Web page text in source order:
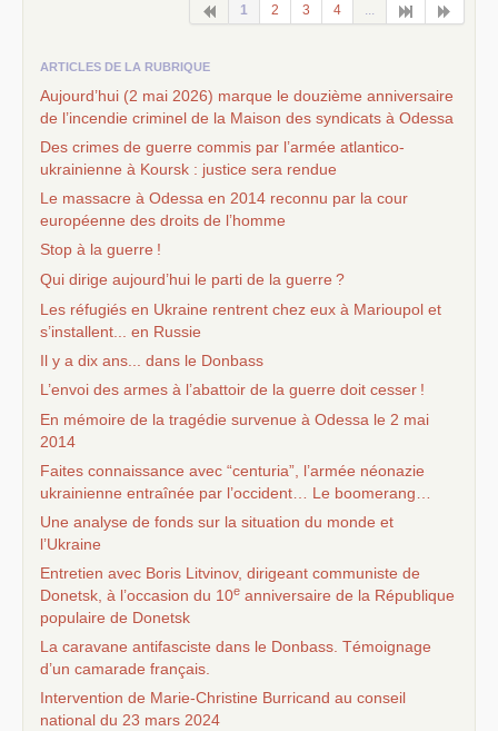
1 2 3 4
ARTICLES DE LA RUBRIQUE
Aujourd’hui (2 mai 2026) marque le douzième anniversaire
de l’incendie criminel de la Maison des syndicats à Odessa
Des crimes de guerre commis par l’armée atlantico-
ukrainienne à Koursk : justice sera rendue
Le massacre à Odessa en 2014 reconnu par la cour
européenne des droits de l’homme
Stop à la guerre !
Qui dirige aujourd’hui le parti de la guerre ?
Les réfugiés en Ukraine rentrent chez eux à Marioupol et
s’installent... en Russie
Il y a dix ans... dans le Donbass
L’envoi des armes à l’abattoir de la guerre doit cesser !
En mémoire de la tragédie survenue à Odessa le 2 mai
2014
Faites connaissance avec “centuria”, l’armée néonazie
ukrainienne entraînée par l’occident… Le boomerang…
Une analyse de fonds sur la situation du monde et
l’Ukraine
Entretien avec Boris Litvinov, dirigeant communiste de
Donetsk, à l’occasion du 10e anniversaire de la République
populaire de Donetsk
La caravane antifasciste dans le Donbass. Témoignage
d’un camarade français.
Intervention de Marie-Christine Burricand au conseil
national du 23 mars 2024